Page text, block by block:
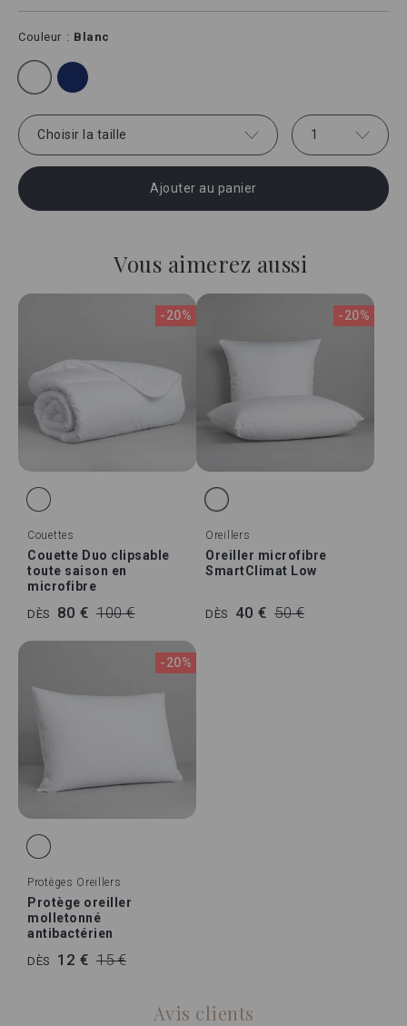
Couleur Blanc
Choisir la taille 1
Ajouter au panier
Vous aimerez aussi
-20%
Couettes
Couette Duo clipsable
toute saison en
microfibre
DÈS 80 € 100 €
-20%
Oreillers
Oreiller microfibre
SmartClimat Low
DÈS 40 € 50 €
-20%
Protèges Oreillers
Protège oreiller
molletonné
antibactérien
DÈS 12 € 15 €
Avis clients